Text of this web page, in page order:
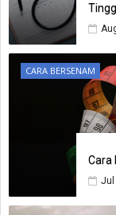
CARA BERSENAM
Cara
Jul